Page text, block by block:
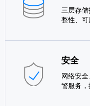
三层存
整性、可
安全
网络安
警服务，